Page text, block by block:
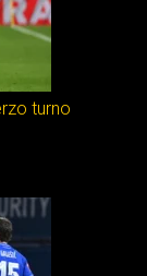
turno